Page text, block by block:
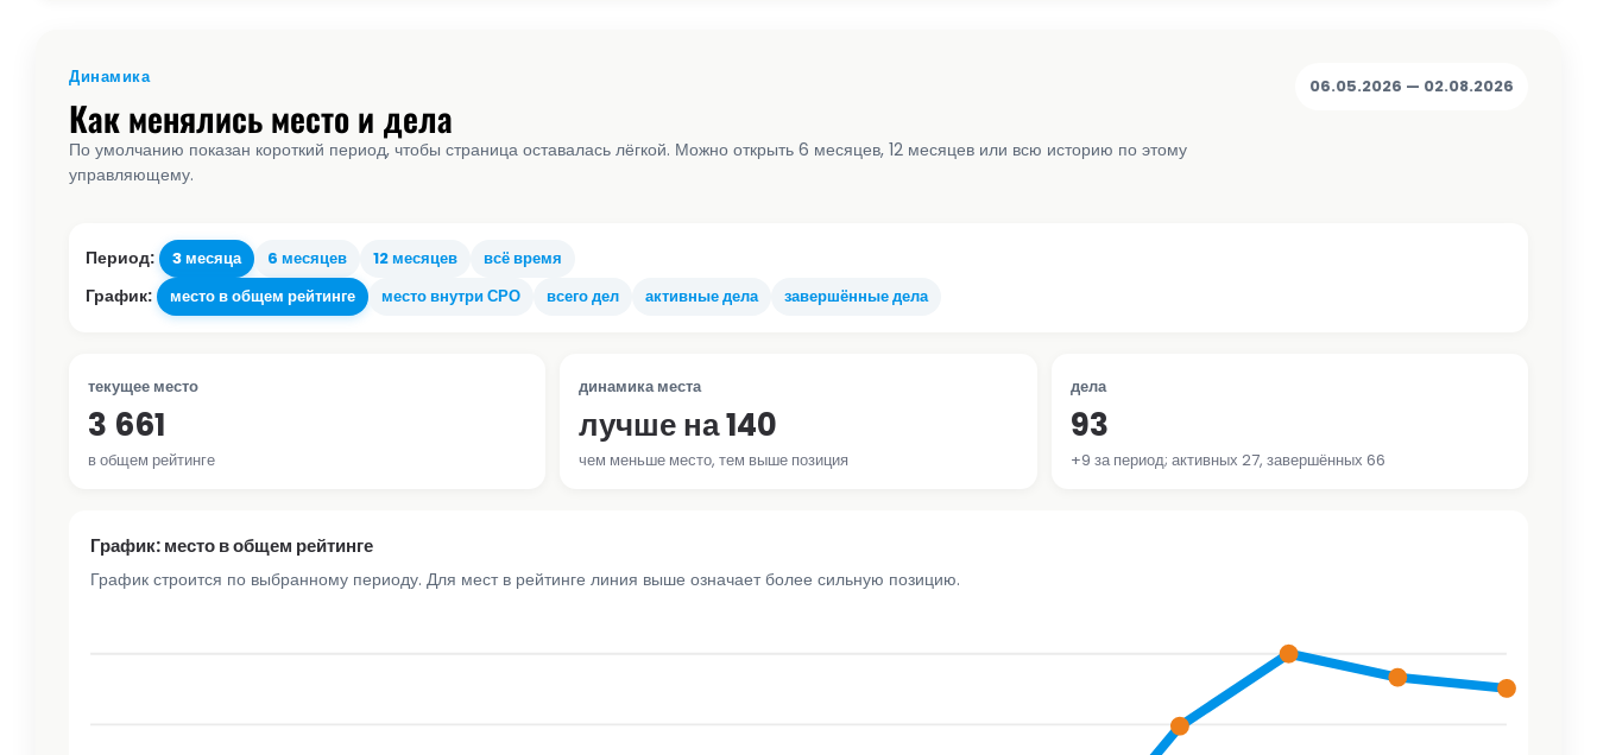
Динамика
Как менялись место и дела
По умолчанию показан короткий период, чтобы страница оставалась лёгкой. Можно открыть 6 месяцев, 12 месяцев или всю историю по этому
управляющему.
06.05.2026 — 02.08.2026
Период: 3 месяца 6 месяцев 12 месяцев всё время
График: место в общем рейтинге место внутри СРО всего дел активные дела завершённые дела
текущее место
3 661
в общем рейтинге
динамика места
лучше на 140
чем меньше место, тем выше позиция
дела
93
+9 за период; активных 27, завершённых 66
График: место в общем рейтинге
График строится по выбранному периоду. Для мест в рейтинге линия выше означает более сильную позицию.